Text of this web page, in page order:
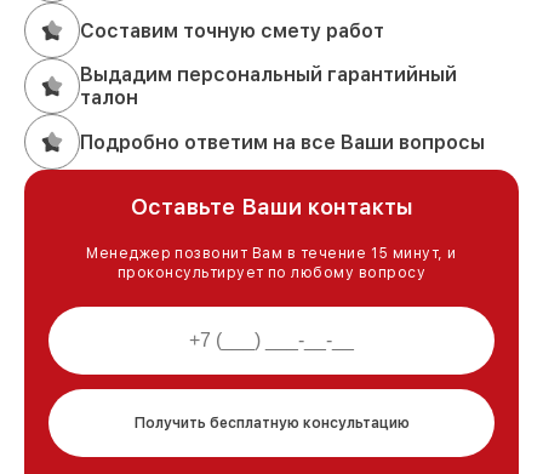
Составим точную смету работ
Выдадим персональный гарантийный
талон
Подробно ответим на все Ваши вопросы
Оставьте Ваши контакты
Менеджер позвонит Вам в течение 15 минут, и
проконсультирует по любому вопросу
Получить бесплатную консультацию